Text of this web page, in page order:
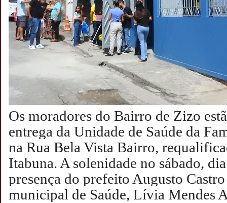
Os moradores do Bairro de Zizo
entrega da Unidade de Saúde da
na Rua Bela Vista Bairro,
Itabuna. A solenidade no sábado,
presença do prefeito Augusto
municipal de Saúde, Lívia Mendes